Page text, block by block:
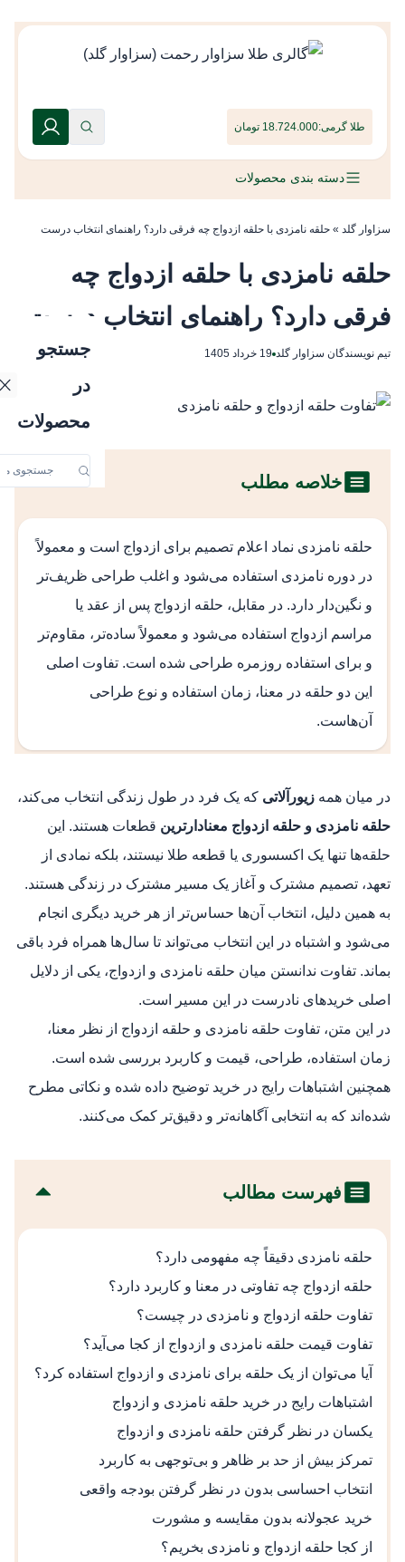
طلا گرمی:18.724.000 تومان
جستجو
در
محصولات
دسته بندی محصولات
سزاوار گلد » حلقه نامزدی با حلقه ازدواج چه فرقی دارد؟ راهنمای انتخاب درست
حلقه نامزدی با حلقه ازدواج چه
فرقی دارد؟ راهنمای انتخاب درست
تیم نویسندگان سزاوار گلد 19 خرداد 1405
خلاصه مطلب
حلقه نامزدی نماد اعلام تصمیم برای ازدواج است و معمولاً
در دوره نامزدی استفاده می‌شود و اغلب طراحی ظریف‌تر
و نگین‌دار دارد. در مقابل، حلقه ازدواج پس از عقد یا
مراسم ازدواج استفاده می‌شود و معمولاً ساده‌تر، مقاوم‌تر
و برای استفاده روزمره طراحی شده است. تفاوت اصلی
این دو حلقه در معنا، زمان استفاده و نوع طراحی
آن‌هاست.
در میان همه زیورآلاتی که یک فرد در طول زندگی انتخاب می‌کند،
حلقه نامزدی و حلقه ازدواج معنا‌دارترین قطعات هستند. این
حلقه‌ها تنها یک اکسسوری یا قطعه طلا نیستند، بلکه نمادی از
تعهد، تصمیم مشترک و آغاز یک مسیر مشترک در زندگی هستند.
به همین دلیل، انتخاب آن‌ها حساس‌تر از هر خرید دیگری انجام
می‌شود و اشتباه در این انتخاب می‌تواند تا سال‌ها همراه فرد باقی
بماند. تفاوت ندانستن میان حلقه نامزدی و ازدواج، یکی از دلایل
اصلی خریدهای نادرست در این مسیر است.
در این متن، تفاوت حلقه نامزدی و حلقه ازدواج از نظر معنا،
زمان استفاده، طراحی، قیمت و کاربرد بررسی شده است.
همچنین اشتباهات رایج در خرید توضیح داده شده و نکاتی مطرح
شده‌اند که به انتخابی آگاهانه‌تر و دقیق‌تر کمک می‌کنند.
فهرست مطالب
حلقه نامزدی دقیقاً چه مفهومی دارد؟
حلقه ازدواج چه تفاوتی در معنا و کاربرد دارد؟
تفاوت حلقه ازدواج و نامزدی در چیست؟
تفاوت قیمت حلقه نامزدی و ازدواج از کجا می‌آید؟
آیا می‌توان از یک حلقه برای نامزدی و ازدواج استفاده کرد؟
اشتباهات رایج در خرید حلقه نامزدی و ازدواج
یکسان در نظر گرفتن حلقه نامزدی و ازدواج
تمرکز بیش از حد بر ظاهر و بی‌توجهی به کاربرد
انتخاب احساسی بدون در نظر گرفتن بودجه واقعی
خرید عجولانه بدون مقایسه و مشورت
از کجا حلقه ازدواج و نامزدی بخریم؟